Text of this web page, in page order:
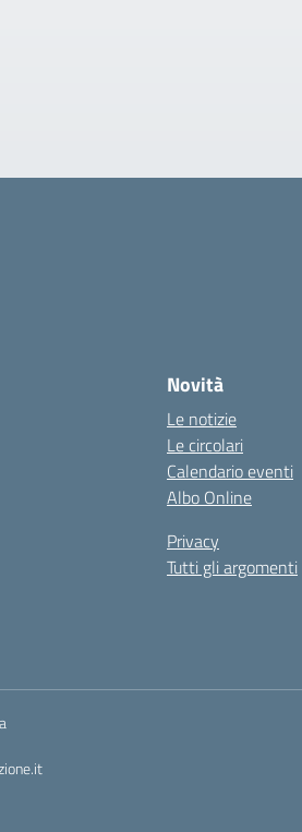
Novità
Le notizie
Le circolari
Calendario eventi
Albo Online
Privacy
Tutti gli argomenti